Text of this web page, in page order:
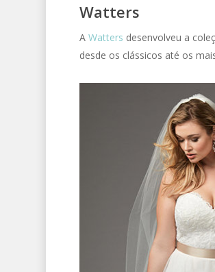
Watters
A Watters desenvolveu a
desde os clássicos até os